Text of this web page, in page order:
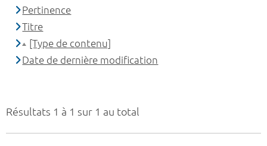
Résultats 1 à 1 sur 1 au total
Pertinence
Titre
[Type de contenu]
Date de dernière modification